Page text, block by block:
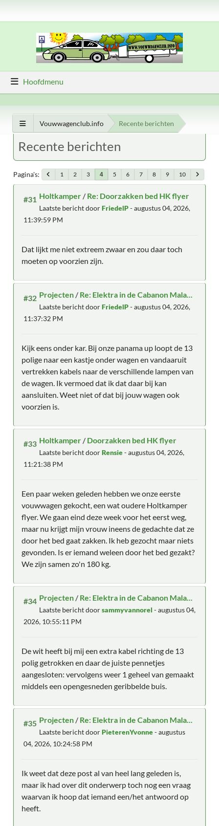
Hoofdmenu
Vouwwagenclub.info Recente berichten
Recente berichten
Pagina's 1 2 3 4 5 6 7 8 9 10
#31 Holtkamper /Re: Doorzakken bed HK flyer
Laatste bericht doorFriedelP- augustus 04, 2026,
11:39:59 PM
Dat lijkt me niet extreem zwaar en zou daar toch
moeten op voorzien zijn.
#32 Projecten /Re: Elektra in de Cabanon Mala...
Laatste bericht doorFriedelP- augustus 04, 2026,
11:37:32 PM
Kijk eens onder kar. Bij onze panama up loopt de 13
polige naar een kastje onder wagen en vandaaruit
vertrekken kabels naar de verschillende lampen van
de wagen. Ik vermoed dat ik dat daar bij kan
aansluiten. Weet niet of dat bij jouw wagen ook
voorzien is.
#33 Holtkamper /Doorzakken bed HK flyer
Laatste bericht doorRensie- augustus 04, 2026,
11:21:38 PM
Een paar weken geleden hebben we onze eerste
vouwwagen gekocht, een wat oudere Holtkamper
flyer. We gaan eind deze week voor het eerst weg,
maar nu krijgt mijn vrouw ineens de gedachte dat ze
door het bed gaat zakken. Ik heb gezocht maar niets
gevonden. Is er iemand weleen door het bed gezakt?
We zijn samen zo'n 180 kg.
#34 Projecten /Re: Elektra in de Cabanon Mala...
Laatste bericht doorsammyvannorel - augustus 04,
2026, 10:55:11 PM
De wit heeft bij mij een extra kabel richting de 13
polig getrokken en daar de juiste pennetjes
aangesloten: vervolgens weer 1 geheel van gemaakt
middels een opengesneden geribbelde buis.
#35 Projecten /Re: Elektra in de Cabanon Mala...
Laatste bericht doorPieterenYvonne- augustus
04, 2026, 10:24:58 PM
Ik weet dat deze post al van heel lang geleden is,
maar ik had over dit onderwerp toch nog een vraag
waarvan ik hoop dat iemand een/het antwoord op
heeft.